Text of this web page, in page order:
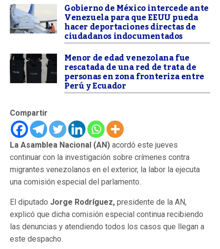
Gobierno de México intercede ante
Venezuela para que EEUU pueda
hacer deportaciones directas de
ciudadanos indocumentados
Menor de edad venezolana fue
rescatada de una red de trata de
personas en zona fronteriza entre
Perú y Ecuador
Compartir
La Asamblea Nacional (AN) acordó este jueves
continuar con la investigación sobre crímenes contra
migrantes venezolanos en el exterior, la labor la ejecuta
una comisión especial del parlamento.
El diputado Jorge Rodríguez, presidente de la AN,
explicó que dicha comisión especial continua recibiendo
las denuncias y atendiendo todos los casos que llegan a
este despacho.